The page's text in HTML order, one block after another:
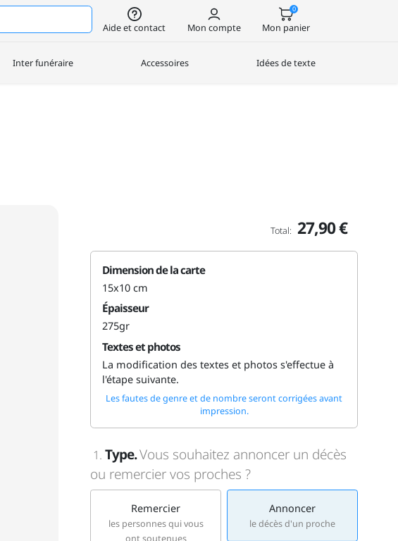
Aide et contact Mon compte
0
Mon panier
Inter funéraire Accessoires Idées de texte
Total: 27,90 €
Dimension de la carte
15x10 cm
Épaisseur
275gr
Textes et photos
La modification des textes et photos s'effectue à
l'étape suivante.
Les fautes de genre et de nombre seront corrigées avant
impression.
1. Type.Vous souhaitez annoncer un décès
ou remercier vos proches ?
Remercier
les personnes qui vous
ont soutenues
Annoncer
le décès d'un proche